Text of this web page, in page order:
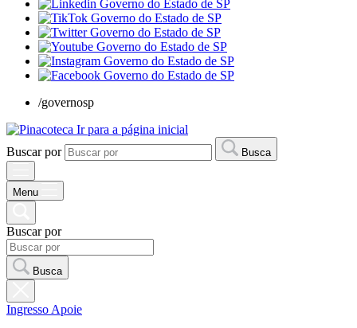
/governosp
Ir para a página inicial
Buscar por
Busca
Menu
Buscar por
Busca
Ingresso Apoie